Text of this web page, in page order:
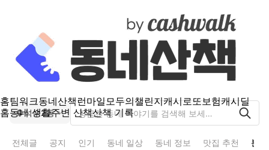
홈팀워크동네산책런마일모두의챌린지캐시로또보험캐시딜
홈동네 생활주변 산책산책 기록
석수2동
전체글 공지 인기 동네 일상 동네 정보 맛집 추천 분